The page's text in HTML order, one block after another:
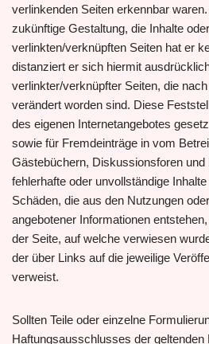
verlinkenden Seiten erkennbar
zukünftige Gestaltung, die Inhalte
verlinkten/verknüpften Seiten hat er
distanziert er sich hiermit
verlinkter/verknüpfter Seiten, die
verändert worden sind. Diese
des eigenen Internetangebotes
sowie für Fremdeinträge in vom
Gästebüchern, Diskussionsforen und
fehlerhafte oder unvollständige
Schäden, die aus den Nutzungen
angebotener Informationen
der Seite, auf welche verwiesen
der über Links auf die jeweilige
verweist.
Sollten Teile oder einzelne
Haftungsausschlusses der